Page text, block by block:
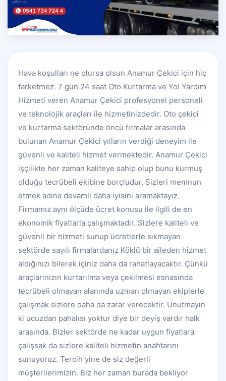
Hava koşulları ne olursa olsun Anamur Çekici için hiç
farketmez. 7 gün 24 saat Oto Kurtarma ve Yol Yardım
Hizmeti veren Anamur Çekici profesyonel personeli
ve teknolojik araçları ile hizmetinizdedir. Oto çekici
ve kurtarma sektöründe öncü firmalar arasında
bulunan Anamur Çekici yılların verdiği deneyim ile
güvenli ve kaliteli hizmet vermektedir. Anamur Çekici
işçilikte her zaman kaliteye sahip olup bunu kurmuş
olduğu tecrübeli ekibine borçludur. Sizleri memnun
etmek adına devamlı daha iyisini aramaktayız.
Firmamız aynı ölçüde ücret konusu ile ilgili de en
ekonomik fiyatlarla çalışmaktadır. Sizlere kaliteli ve
güvenli bir hizmeti sunup ücretlerle sıkmayan
sektörde sayılı firmalardanız Köklü bir aileden hizmet
aldığınızı bilerek içiniz daha da rahatlayacaktır. Çünkü
araçlarınızın kurtarılma veya çekilmesi esnasında
tecrübeli olmayan alanında uzman olmayan ekiplerle
çalışmak sizlere daha da zarar verecektir. Unutmayın
ki ucuzdan pahalısı yoktur diye bir deyiş vardır halk
arasında. Bizler sektörde ne kadar uygun fiyatlara
çalışsak da sizlere kaliteli hizmetin anahtarını
sunuyoruz. Tercih yine de siz değerli
müşterilerimizin. Biz her zaman burada bekliyor